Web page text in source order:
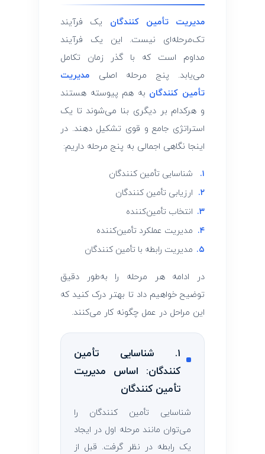
مدیریت تأمین ‌کنندگان یک فرآیند
تک‌مرحله‌ای نیست. این یک فرآیند
مداوم است که با گذر زمان تکامل
می‌یابد. پنج مرحله اصلی مدیریت
تأمین ‌کنندگان به هم پیوسته هستند
و هرکدام بر دیگری بنا می‌شوند تا یک
استراتژی جامع و قوی تشکیل دهند. در
اینجا نگاهی اجمالی به پنج مرحله داریم:
۱.
شناسایی تأمین ‌کنندگان
۲.
ارزیابی تأمین ‌کنندگان
۳.
انتخاب تأمین‌کننده
۴.
مدیریت عملکرد تأمین‌کننده
۵.
مدیریت رابطه با تأمین ‌کنندگان
در ادامه هر مرحله را به‌طور دقیق
توضیح خواهیم داد تا بهتر درک کنید که
این مراحل در عمل چگونه کار می‌کنند.
۱. شناسایی تأمین
‌کنندگان: اساس مدیریت
تأمین ‌کنندگان
شناسایی تأمین ‌کنندگان را
می‌توان مانند مرحله اول در ایجاد
یک رابطه در نظر گرفت. قبل از